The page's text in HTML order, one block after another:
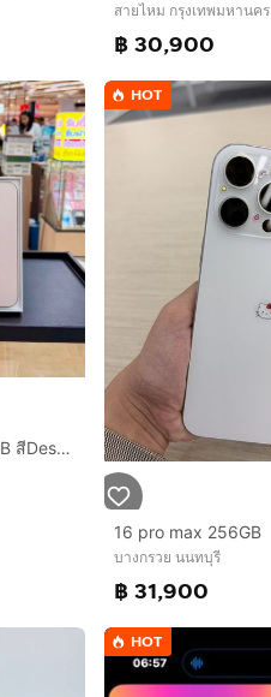
สายไหม กรุงเทพมหานคร
฿ 30,900
iPhone 16 Promax 256GB สีDesert สวยมากๆ
HOT
16 pro max 256GB
บางกรวย นนทบุรี
฿ 31,900
HOT